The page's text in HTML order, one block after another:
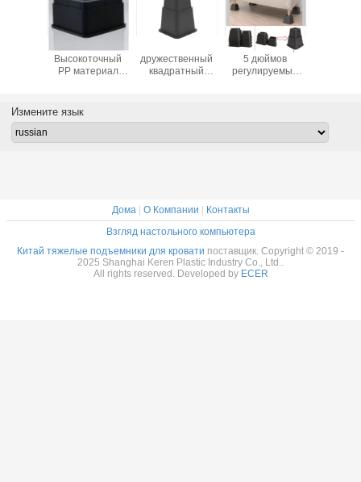
Высокоточный
PP материал
ног для
постельной
дружественный
квадратный
базовый
ROHS USB порт
5 дюймов
регулируемый
Измените язык
Дома| О Компании
Контакты
Взгляд настольного компьютера
Китай тяжелые подъемники для кровати поставщик. Copyright © 2019 -
2025 Shanghai Keren Plastic Industry Co., Ltd..
All rights reserved. Developed by ECER